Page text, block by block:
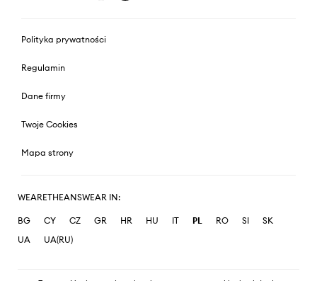
Polityka prywatności
Regulamin
Dane firmy
Twoje Cookies
Mapa strony
WEARETHEANSWEAR IN:
BG CY CZ GR HR HU IT PL RO SI
SK
UA
UA(RU)